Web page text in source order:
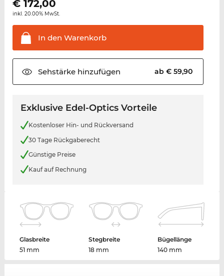
€ 172,00
inkl. 20.00% MwSt.
In den Warenkorb
Sehstärkehinzufügen ab € 59,90
Exklusive Edel-Optics Vorteile
Kostenloser Hin- und Rückversand
30 Tage Rückgaberecht
Günstige Preise
Kauf auf Rechnung
Glasbreite
51 mm
Stegbreite
18 mm
Bügellänge
140 mm